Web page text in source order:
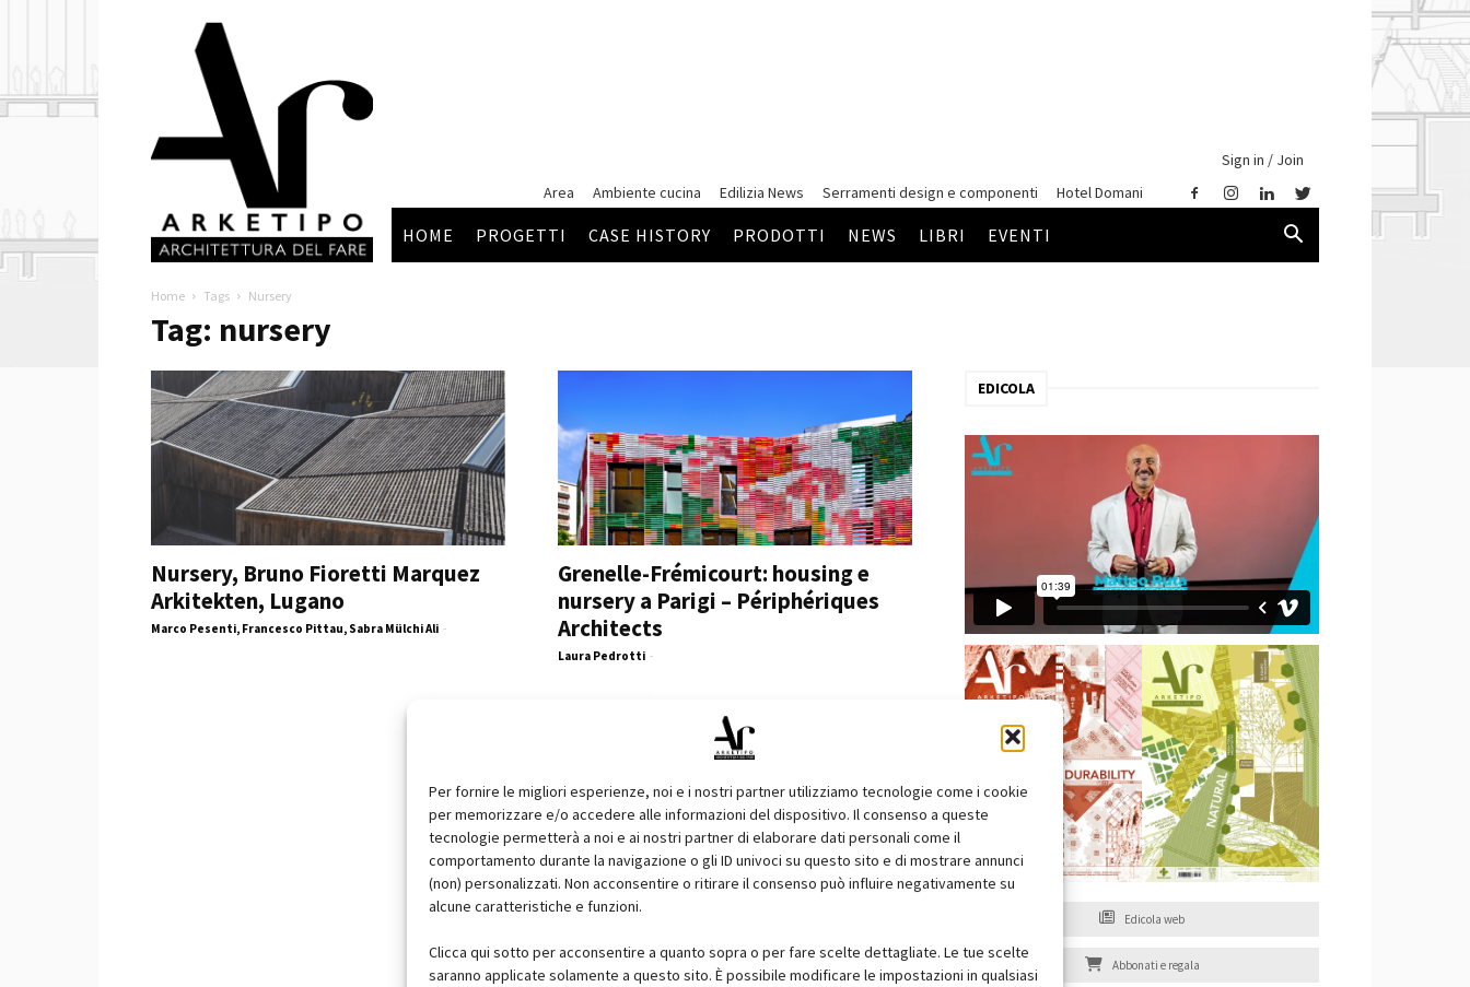
Per fornire le migliori esperienze, noi e i nostri partner utilizziamo tecnologie come i cookie
per memorizzare e/o accedere alle informazioni del dispositivo. Il consenso a queste
tecnologie permetterà a noi e ai nostri partner di elaborare dati personali come il
comportamento durante la navigazione o gli ID univoci su questo sito e di mostrare annunci
(non) personalizzati. Non acconsentire o ritirare il consenso può influire negativamente su
alcune caratteristiche e funzioni.
Clicca qui sotto per acconsentire a quanto sopra o per fare scelte dettagliate. Le tue scelte
saranno applicate solamente a questo sito. È possibile modificare le impostazioni in qualsiasi
Arketipo
Sign in / Join
Area
Ambiente cucina Edilizia News Serramenti design e componenti Hotel Domani
HOME PROGETTI CASE HISTORY PRODOTTI NEWS LIBRI EVENTI
Home Tags Nursery
Tag: nursery
Nursery, Bruno Fioretti Marquez
Arkitekten, Lugano
Marco Pesenti, Francesco Pittau, Sabra Mülchi Ali -
Grenelle-Frémicourt: housing e
nursery a Parigi – Périphériques
Architects
Laura Pedrotti -
EDICOLA
Edicola web
Abbonati e regala